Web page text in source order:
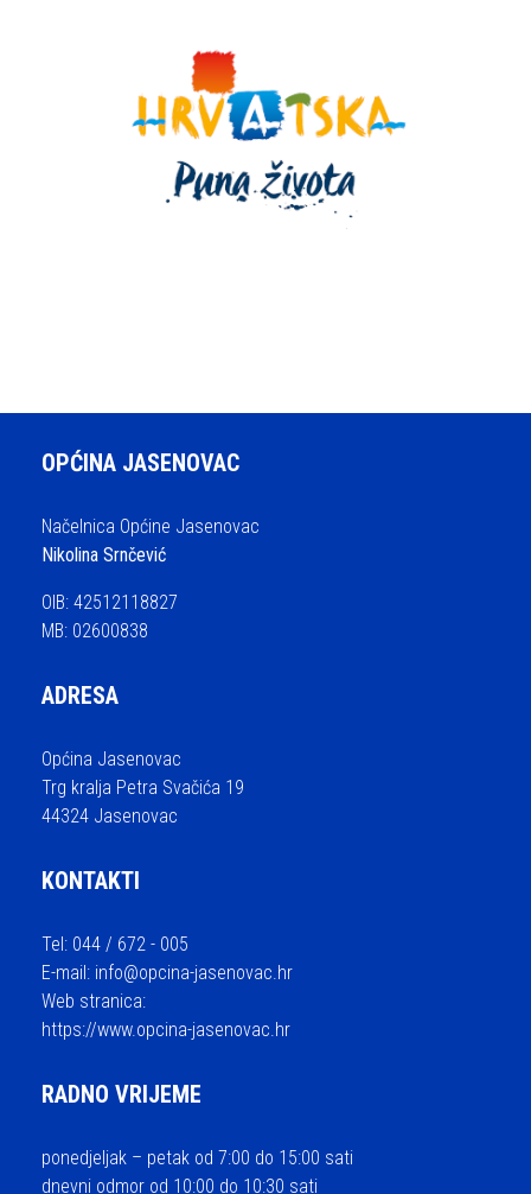
OPĆINA JASENOVAC
Načelnica Općine Jasenovac
Nikolina Srnčević
OIB: 42512118827
MB: 02600838
ADRESA
Općina Jasenovac
Trg kralja Petra Svačića 19
44324 Jasenovac
KONTAKTI
Tel: 044 / 672 - 005
E-mail: info@opcina-jasenovac.hr
Web stranica:
https://www.opcina-jasenovac.hr
RADNO VRIJEME
ponedjeljak – petak od 7:00 do 15:00 sati
dnevni odmor od 10:00 do 10:30 sati